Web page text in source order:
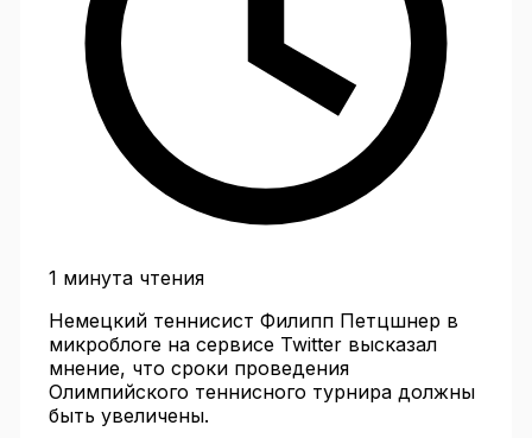
1 минута чтения
Немецкий теннисист Филипп Петцшнер в
микроблоге на сервисе Twitter высказал
мнение, что сроки проведения
Олимпийского теннисного турнира должны
быть увеличены.